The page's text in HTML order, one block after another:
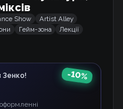
рівня.
Show
Artist Alley
Гейм-зона
Лекції
Зенко! -10%